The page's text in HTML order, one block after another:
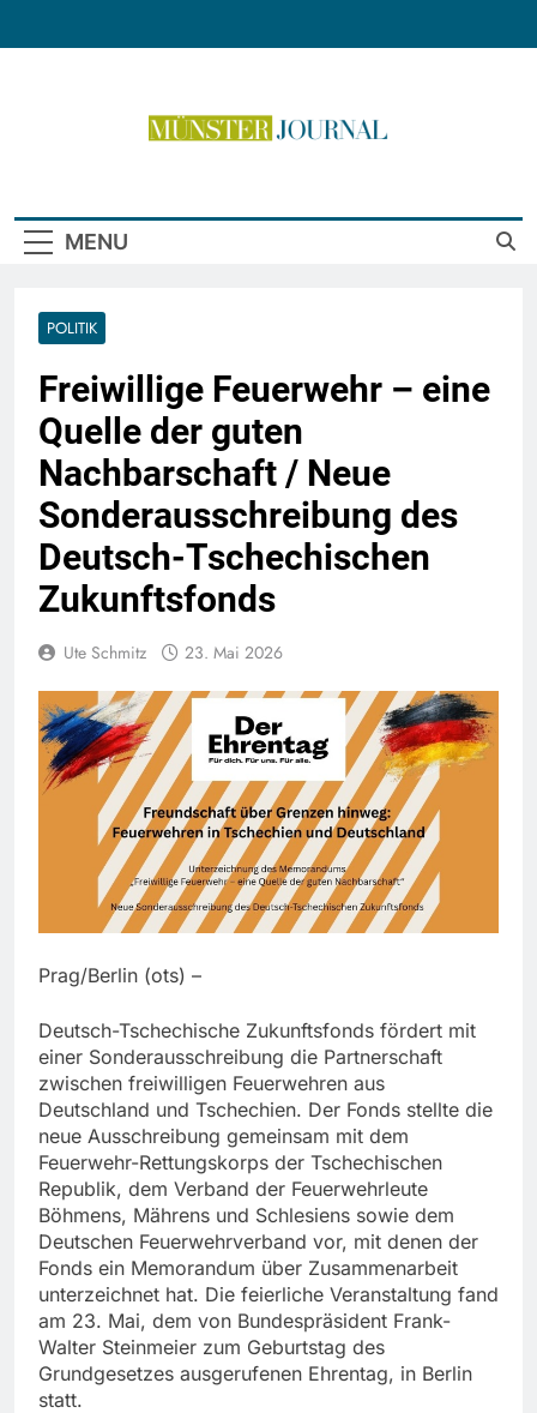
MENU
POLITIK
Freiwillige Feuerwehr – eine
Quelle der guten
Nachbarschaft / Neue
Sonderausschreibung des
Deutsch-Tschechischen
Zukunftsfonds
Ute Schmitz 23. Mai 2026
Prag/Berlin (ots) –
Deutsch-Tschechische Zukunftsfonds fördert mit
einer Sonderausschreibung die Partnerschaft
zwischen freiwilligen Feuerwehren aus
Deutschland und Tschechien. Der Fonds stellte die
neue Ausschreibung gemeinsam mit dem
Feuerwehr-Rettungskorps der Tschechischen
Republik, dem Verband der Feuerwehrleute
Böhmens, Mährens und Schlesiens sowie dem
Deutschen Feuerwehrverband vor, mit denen der
Fonds ein Memorandum über Zusammenarbeit
unterzeichnet hat. Die feierliche Veranstaltung fand
am 23. Mai, dem von Bundespräsident Frank-
Walter Steinmeier zum Geburtstag des
Grundgesetzes ausgerufenen Ehrentag, in Berlin
statt.